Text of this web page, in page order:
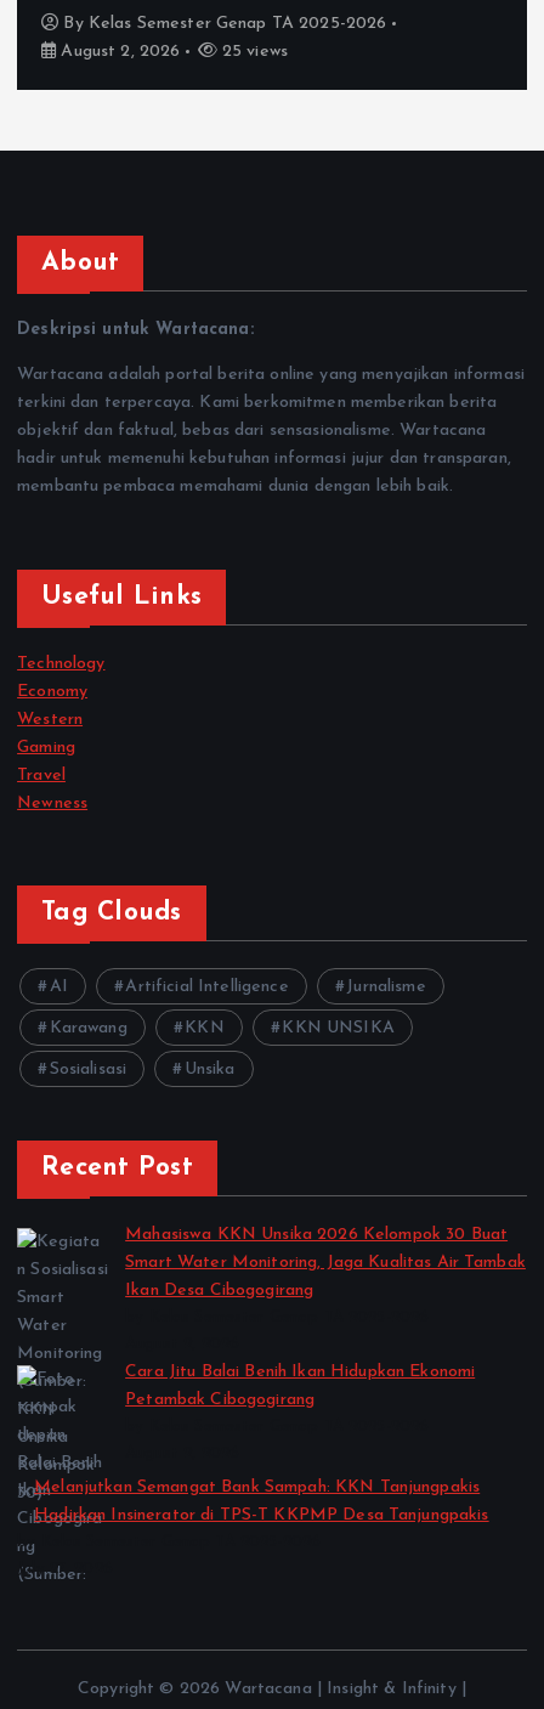
By Kelas Semester Genap TA 2025-2026
August 2, 2026
25 views
About
Deskripsi untuk Wartacana:
Wartacana adalah portal berita online yang menyajikan informasi
terkini dan terpercaya. Kami berkomitmen memberikan berita
objektif dan faktual, bebas dari sensasionalisme. Wartacana
hadir untuk memenuhi kebutuhan informasi jujur dan transparan,
membantu pembaca memahami dunia dengan lebih baik.
Useful Links
Technology
Economy
Western
Gaming
Travel
Newness
Tag Clouds
AI Artificial Intelligence Jurnalisme
Karawang KKN KKN UNSIKA
Sosialisasi Unsika
Recent Post
Mahasiswa KKN Unsika 2026 Kelompok 30 Buat
Smart Water Monitoring, Jaga Kualitas Air Tambak
Ikan Desa Cibogogirang
Cara Jitu Balai Benih Ikan Hidupkan Ekonomi
Petambak Cibogogirang
Melanjutkan Semangat Bank Sampah: KKN Tanjungpakis
Hadirkan Insinerator di TPS-T KKPMP Desa Tanjungpakis
by Kelas Semester Genap TA 2025-2026
July 27, 2026
Copyright © 2026 Wartacana | Insight & Infinity |